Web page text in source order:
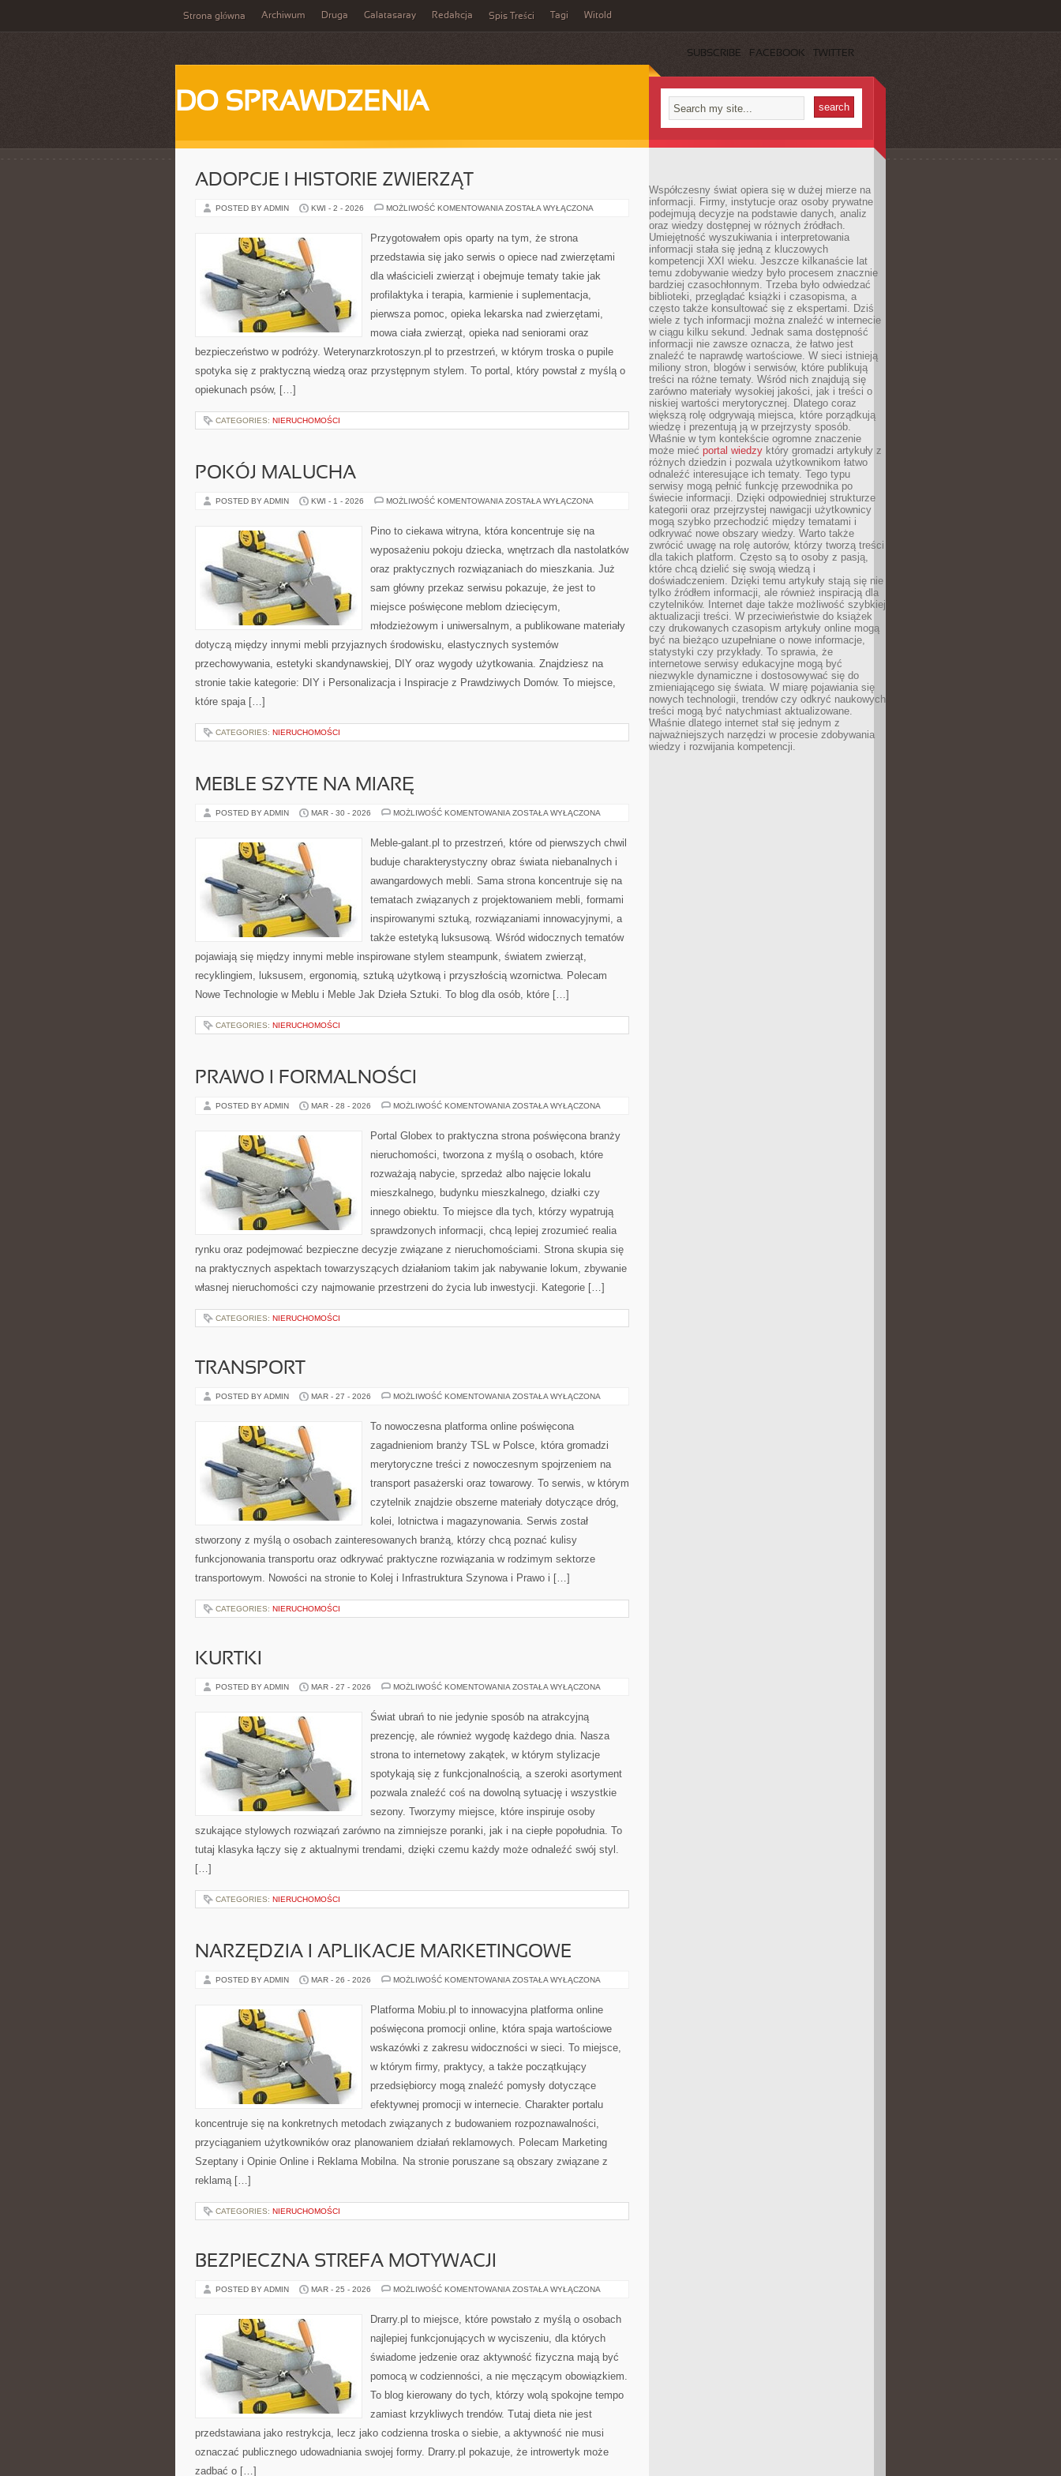
Strona główna Archiwum Druga Galatasaray Redakcja Spis Treści Tagi Witold
SUBSCRIBE FACEBOOK TWITTER
DO SPRAWDZENIA
ADOPCJE I HISTORIE ZWIERZĄT
POSTED BY ADMIN KWI - 2 - 2026 MOŻLIWOŚĆ KOMENTOWANIA ADOPCJE
ZWIERZĄT
ZOSTAŁA WYŁĄCZONA
Przygotowałem opis oparty na tym, że strona
przedstawia się jako serwis o opiece nad zwierzętami
dla właścicieli zwierząt i obejmuje tematy takie jak
profilaktyka i terapia, karmienie i suplementacja,
pierwsza pomoc, opieka lekarska nad zwierzętami,
mowa ciała zwierząt, opieka nad seniorami oraz
bezpieczeństwo w podróży. Weterynarzkrotoszyn.pl to przestrzeń, w którym troska o pupile
spotyka się z praktyczną wiedzą oraz przystępnym stylem. To portal, który powstał z myślą o
opiekunach psów, […]
CATEGORIES: NIERUCHOMOŚCI
POKÓJ MALUCHA
POSTED BY ADMIN KWI - 1 - 2026 MOŻLIWOŚĆ KOMENTOWANIA POKÓJ
ZOSTAŁA WYŁĄCZONA
Pino to ciekawa witryna, która koncentruje się na
wyposażeniu pokoju dziecka, wnętrzach dla nastolatków
oraz praktycznych rozwiązaniach do mieszkania. Już
sam główny przekaz serwisu pokazuje, że jest to
miejsce poświęcone meblom dziecięcym,
młodzieżowym i uniwersalnym, a publikowane materiały
dotyczą między innymi mebli przyjaznych środowisku, elastycznych systemów
przechowywania, estetyki skandynawskiej, DIY oraz wygody użytkowania. Znajdziesz na
stronie takie kategorie: DIY i Personalizacja i Inspiracje z Prawdziwych Domów. To miejsce,
które spaja […]
CATEGORIES: NIERUCHOMOŚCI
MEBLE SZYTE NA MIARĘ
POSTED BY ADMIN MAR - 30 - 2026 MOŻLIWOŚĆ KOMENTOWANIA MEBLE
MIARĘ
ZOSTAŁA WYŁĄCZONA
Meble-galant.pl to przestrzeń, które od pierwszych chwil
buduje charakterystyczny obraz świata niebanalnych i
awangardowych mebli. Sama strona koncentruje się na
tematach związanych z projektowaniem mebli, formami
inspirowanymi sztuką, rozwiązaniami innowacyjnymi, a
także estetyką luksusową. Wśród widocznych tematów
pojawiają się między innymi meble inspirowane stylem steampunk, światem zwierząt,
recyklingiem, luksusem, ergonomią, sztuką użytkową i przyszłością wzornictwa. Polecam
Nowe Technologie w Meblu i Meble Jak Dzieła Sztuki. To blog dla osób, które […]
CATEGORIES: NIERUCHOMOŚCI
PRAWO I FORMALNOŚCI
POSTED BY ADMIN MAR - 28 - 2026 MOŻLIWOŚĆ KOMENTOWANIA PRAWO
ZOSTAŁA WYŁĄCZONA
Portal Globex to praktyczna strona poświęcona branży
nieruchomości, tworzona z myślą o osobach, które
rozważają nabycie, sprzedaż albo najęcie lokalu
mieszkalnego, budynku mieszkalnego, działki czy
innego obiektu. To miejsce dla tych, którzy wypatrują
sprawdzonych informacji, chcą lepiej zrozumieć realia
rynku oraz podejmować bezpieczne decyzje związane z nieruchomościami. Strona skupia się
na praktycznych aspektach towarzyszących działaniom takim jak nabywanie lokum, zbywanie
własnej nieruchomości czy najmowanie przestrzeni do życia lub inwestycji. Kategorie […]
CATEGORIES: NIERUCHOMOŚCI
TRANSPORT
POSTED BY ADMIN MAR - 27 - 2026 MOŻLIWOŚĆ KOMENTOWANIA TRANSPORT
ZOSTAŁA WYŁĄCZONA
To nowoczesna platforma online poświęcona
zagadnieniom branży TSL w Polsce, która gromadzi
merytoryczne treści z nowoczesnym spojrzeniem na
transport pasażerski oraz towarowy. To serwis, w którym
czytelnik znajdzie obszerne materiały dotyczące dróg,
kolei, lotnictwa i magazynowania. Serwis został
stworzony z myślą o osobach zainteresowanych branżą, którzy chcą poznać kulisy
funkcjonowania transportu oraz odkrywać praktyczne rozwiązania w rodzimym sektorze
transportowym. Nowości na stronie to Kolej i Infrastruktura Szynowa i Prawo i […]
CATEGORIES: NIERUCHOMOŚCI
KURTKI
POSTED BY ADMIN MAR - 27 - 2026 MOŻLIWOŚĆ KOMENTOWANIA KURTKI
ZOSTAŁA WYŁĄCZONA
Świat ubrań to nie jedynie sposób na atrakcyjną
prezencję, ale również wygodę każdego dnia. Nasza
strona to internetowy zakątek, w którym stylizacje
spotykają się z funkcjonalnością, a szeroki asortyment
pozwala znaleźć coś na dowolną sytuację i wszystkie
sezony. Tworzymy miejsce, które inspiruje osoby
szukające stylowych rozwiązań zarówno na zimniejsze poranki, jak i na ciepłe popołudnia. To
tutaj klasyka łączy się z aktualnymi trendami, dzięki czemu każdy może odnaleźć swój styl.
[…]
CATEGORIES: NIERUCHOMOŚCI
NARZĘDZIA I APLIKACJE MARKETINGOWE
POSTED BY ADMIN MAR - 26 - 2026 MOŻLIWOŚĆ KOMENTOWANIA NARZĘDZIA
MARKETINGOWE
ZOSTAŁA WYŁĄCZONA
Platforma Mobiu.pl to innowacyjna platforma online
poświęcona promocji online, która spaja wartościowe
wskazówki z zakresu widoczności w sieci. To miejsce,
w którym firmy, praktycy, a także początkujący
przedsiębiorcy mogą znaleźć pomysły dotyczące
efektywnej promocji w internecie. Charakter portalu
koncentruje się na konkretnych metodach związanych z budowaniem rozpoznawalności,
przyciąganiem użytkowników oraz planowaniem działań reklamowych. Polecam Marketing
Szeptany i Opinie Online i Reklama Mobilna. Na stronie poruszane są obszary związane z
reklamą […]
CATEGORIES: NIERUCHOMOŚCI
BEZPIECZNA STREFA MOTYWACJI
POSTED BY ADMIN MAR - 25 - 2026 MOŻLIWOŚĆ KOMENTOWANIA BEZPIECZNA
ZOSTAŁA WYŁĄCZONA
Drarry.pl to miejsce, które powstało z myślą o osobach
najlepiej funkcjonujących w wyciszeniu, dla których
świadome jedzenie oraz aktywność fizyczna mają być
pomocą w codzienności, a nie męczącym obowiązkiem.
To blog kierowany do tych, którzy wolą spokojne tempo
zamiast krzykliwych trendów. Tutaj dieta nie jest
przedstawiana jako restrykcja, lecz jako codzienna troska o siebie, a aktywność nie musi
oznaczać publicznego udowadniania swojej formy. Drarry.pl pokazuje, że introwertyk może
zadbać o […]
Współczesny świat opiera się w dużej mierze na
informacji. Firmy, instytucje oraz osoby prywatne
podejmują decyzje na podstawie danych, analiz
oraz wiedzy dostępnej w różnych źródłach.
Umiejętność wyszukiwania i interpretowania
informacji stała się jedną z kluczowych
kompetencji XXI wieku. Jeszcze kilkanaście lat
temu zdobywanie wiedzy było procesem znacznie
bardziej czasochłonnym. Trzeba było odwiedzać
biblioteki, przeglądać książki i czasopisma, a
często także konsultować się z ekspertami. Dziś
wiele z tych informacji można znaleźć w internecie
w ciągu kilku sekund. Jednak sama dostępność
informacji nie zawsze oznacza, że łatwo jest
znaleźć te naprawdę wartościowe. W sieci istnieją
miliony stron, blogów i serwisów, które publikują
treści na różne tematy. Wśród nich znajdują się
zarówno materiały wysokiej jakości, jak i treści o
niskiej wartości merytorycznej. Dlatego coraz
większą rolę odgrywają miejsca, które porządkują
wiedzę i prezentują ją w przejrzysty sposób.
Właśnie w tym kontekście ogromne znaczenie
może mieć portal wiedzy który gromadzi artykuły z
różnych dziedzin i pozwala użytkownikom łatwo
odnaleźć interesujące ich tematy. Tego typu
serwisy mogą pełnić funkcję przewodnika po
świecie informacji. Dzięki odpowiedniej strukturze
kategorii oraz przejrzystej nawigacji użytkownicy
mogą szybko przechodzić między tematami i
odkrywać nowe obszary wiedzy. Warto także
zwrócić uwagę na rolę autorów, którzy tworzą treści
dla takich platform. Często są to osoby z pasją,
które chcą dzielić się swoją wiedzą i
doświadczeniem. Dzięki temu artykuły stają się nie
tylko źródłem informacji, ale również inspiracją dla
czytelników. Internet daje także możliwość szybkiej
aktualizacji treści. W przeciwieństwie do książek
czy drukowanych czasopism artykuły online mogą
być na bieżąco uzupełniane o nowe informacje,
statystyki czy przykłady. To sprawia, że
internetowe serwisy edukacyjne mogą być
niezwykle dynamiczne i dostosowywać się do
zmieniającego się świata. W miarę pojawiania się
nowych technologii, trendów czy odkryć naukowych
treści mogą być natychmiast aktualizowane.
Właśnie dlatego internet stał się jednym z
najważniejszych narzędzi w procesie zdobywania
wiedzy i rozwijania kompetencji.